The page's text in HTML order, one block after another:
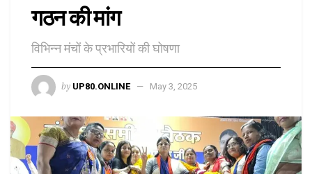
गठन की मांग
विभिन्न मंचों के प्रभारियों की घोषणा
by UP80.ONLINE May 3, 2025